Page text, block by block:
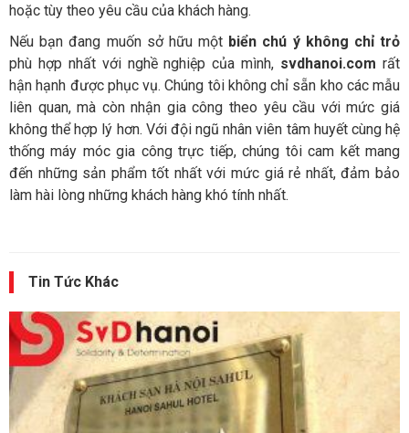
hoặc tùy theo yêu cầu của khách hàng.
Nếu bạn đang muốn sở hữu một biển chú ý không chỉ trỏ
phù hợp nhất với nghề nghiệp của mình, svdhanoi.com rất
hận hạnh được phục vụ. Chúng tôi không chỉ sẵn kho các mẫu
liên quan, mà còn nhận gia công theo yêu cầu với mức giá
không thể hợp lý hơn. Với đội ngũ nhân viên tâm huyết cùng hệ
thống máy móc gia công trực tiếp, chúng tôi cam kết mang
đến những sản phẩm tốt nhất với mức giá rẻ nhất, đảm bảo
làm hài lòng những khách hàng khó tính nhất.
Tin Tức Khác